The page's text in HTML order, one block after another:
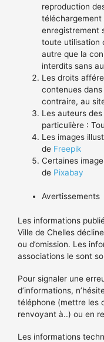
reproduction
téléchargement
enregistrement
toute utilisation
autre que la
interdits sans
Les droits
contenues
contraire, au
Les auteurs
particulière :
Les images
de Freepik
Certaines
de Pixabay
Avertissements
Les informations
Ville de Chelles
ou d’omission. Les
associations le sont
Pour signaler une
d’informations,
téléphone (mettre les
renvoyant à..) ou en
Les informations